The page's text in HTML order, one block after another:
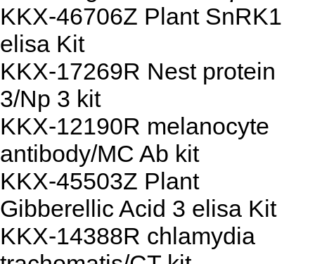
KKX-46706Z Plant SnRK1
elisa Kit
KKX-17269R Nest protein
3/Np 3 kit
KKX-12190R melanocyte
antibody/MC Ab kit
KKX-45503Z Plant
Gibberellic Acid 3 elisa Kit
KKX-14388R chlamydia